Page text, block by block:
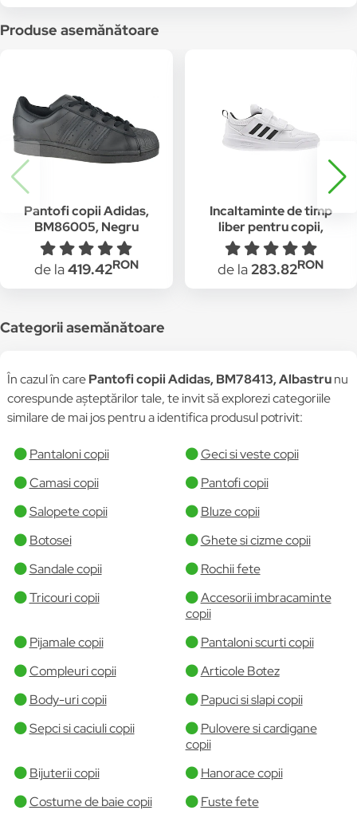
Produse asemănătoare
Pantofi copii Adidas,
BM86005, Negru
de la419.42RON
Incaltaminte de timp
liber pentru copii,
Adidas, TENSAUR C,
alb, 29
de la283.82RON
Categorii asemănătoare
În cazul în carePantofi copii Adidas, BM78413, Albastrunu
corespunde așteptărilor tale, te invit să explorezi categoriile
similare de mai jos pentru a identifica produsul potrivit:
Pantaloni copii
Geci si veste copii
Camasi copii
Pantofi copii
Salopete copii
Bluze copii
Botosei
Ghete si cizme copii
Sandale copii
Rochii fete
Tricouri copii
Accesorii imbracaminte
copii
Pijamale copii
Pantaloni scurti copii
Compleuri copii
Articole Botez
Body-uri copii
Papuci si slapi copii
Sepci si caciuli copii
Pulovere si cardigane
copii
Bijuterii copii
Hanorace copii
Costume de baie copii
Fuste fete